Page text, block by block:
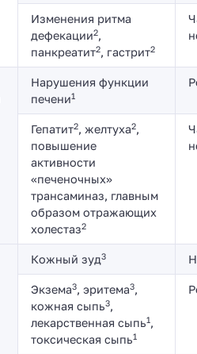
Изменения ритма
дефекации2,
панкреатит2, гастрит2
Нарушения функции
печени1
Гепатит2, желтуха2,
повышение
активности
«печеночных»
трансаминаз, главным
образом отражающих
холестаз2
Кожный зуд3
Экзема3, эритема3,
кожная сыпь3,
лекарственная сыпь1,
токсическая сыпь1